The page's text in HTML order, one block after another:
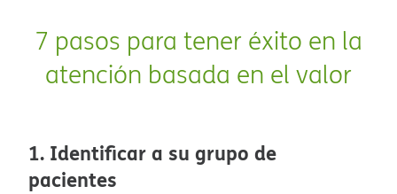
7 pasos para tener éxito en la
atención basada en el valor​​
1. Identificar a su grupo de
pacientes​​